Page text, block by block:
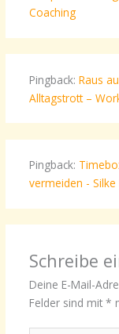
Coaching
Pingback: Raus
Alltagstrott –
Pingback:
vermeiden -
Schreibe
Deine E-Mail-
Felder sind mit *